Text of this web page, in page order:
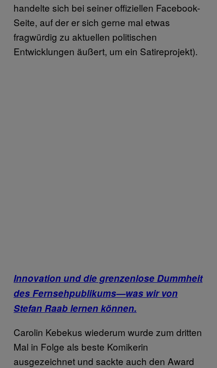
handelte sich bei seiner offiziellen Facebook-
Seite, auf der er sich gerne mal etwas
fragwürdig zu aktuellen politischen
Entwicklungen äußert, um ein Satireprojekt).
Innovation und die grenzenlose Dummheit
des Fernsehpublikums—was wir von
Stefan Raab lernen können.
Carolin Kebekus wiederum wurde zum dritten
Mal in Folge als beste Komikerin
ausgezeichnet und sackte auch den Award